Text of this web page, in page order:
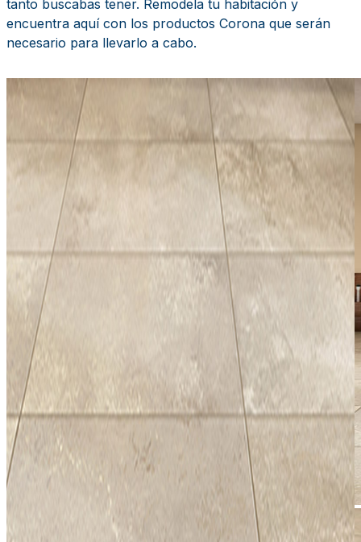
tanto buscabas tener. Remodela tu habitación y
encuentra aquí con los productos Corona que serán
necesario para llevarlo a cabo.